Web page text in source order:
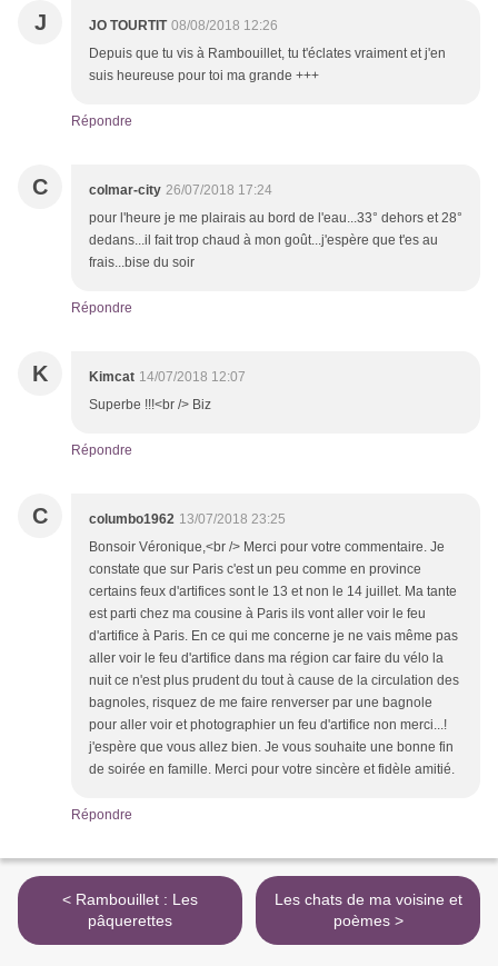
J JO TOURTIT 08/08/2018 12:26
Depuis que tu vis à Rambouillet, tu t'éclates vraiment et j'en
suis heureuse pour toi ma grande +++
Répondre
C colmar-city 26/07/2018 17:24
pour l'heure je me plairais au bord de l'eau...33° dehors et 28°
dedans...il fait trop chaud à mon goût...j'espère que t'es au
frais...bise du soir
Répondre
K Kimcat 14/07/2018 12:07
Superbe !!!<br /> Biz
Répondre
C columbo1962 13/07/2018 23:25
Bonsoir Véronique,<br /> Merci pour votre commentaire. Je
constate que sur Paris c'est un peu comme en province
certains feux d'artifices sont le 13 et non le 14 juillet. Ma tante
est parti chez ma cousine à Paris ils vont aller voir le feu
d'artifice à Paris. En ce qui me concerne je ne vais même pas
aller voir le feu d'artifice dans ma région car faire du vélo la
nuit ce n'est plus prudent du tout à cause de la circulation des
bagnoles, risquez de me faire renverser par une bagnole
pour aller voir et photographier un feu d'artifice non merci...!
j'espère que vous allez bien. Je vous souhaite une bonne fin
de soirée en famille. Merci pour votre sincère et fidèle amitié.
Répondre
< Rambouillet : Les
pâquerettes
Les chats de ma voisine et
poèmes >